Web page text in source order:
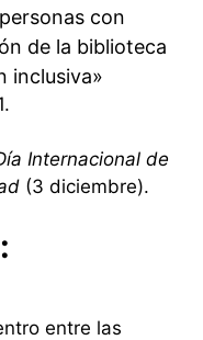
con
de la biblioteca
inclusiva»
Internacional de
(3 diciembre).
entre las